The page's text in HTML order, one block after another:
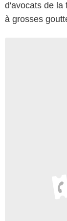
d'avocats de la
à grosses